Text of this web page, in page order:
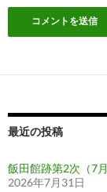
最近の投稿
飯田館跡第2次（7
2026年7月31日